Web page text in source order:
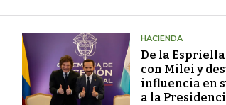
HACIENDA
De la
con Milei y
influencia en
a la